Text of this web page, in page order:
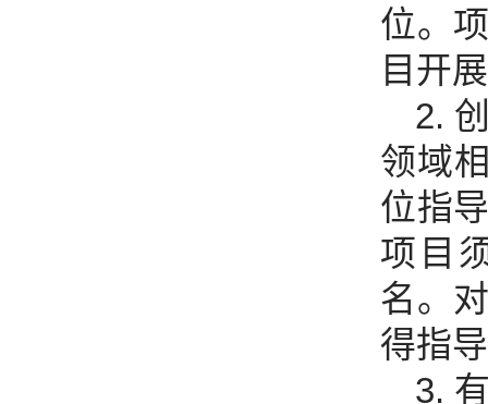
位。
目开
2.
领域
位指
项目
名。
得指
3.